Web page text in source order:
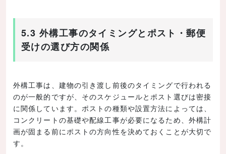
5.3 外構工事のタイミングとポスト・郵便
受けの選び方の関係
外構工事は、建物の引き渡し前後のタイミングで行われる
のが一般的ですが、そのスケジュールとポスト選びは密接
に関係しています。ポストの種類や設置方法によっては、
コンクリートの基礎や配線工事が必要になるため、外構計
画が固まる前にポストの方向性を決めておくことが大切で
す。